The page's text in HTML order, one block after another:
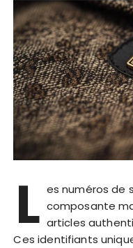
L es numéros de
composante
articles
Ces identifiants